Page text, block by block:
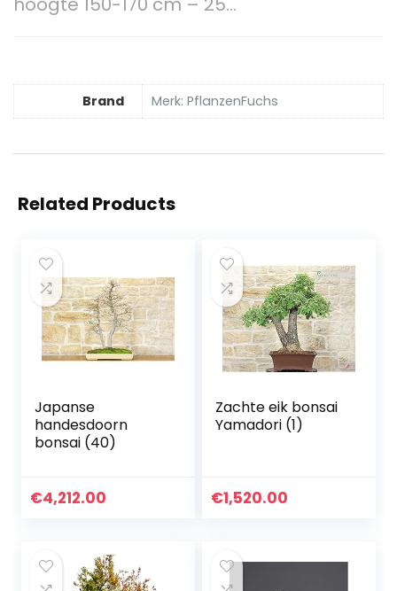
Brand Merk: PflanzenFuchs
Related Products
Japanse
handesdoorn
bonsai (40)
€4,212.00
Zachte eik bonsai
Yamadori (1)
€1,520.00